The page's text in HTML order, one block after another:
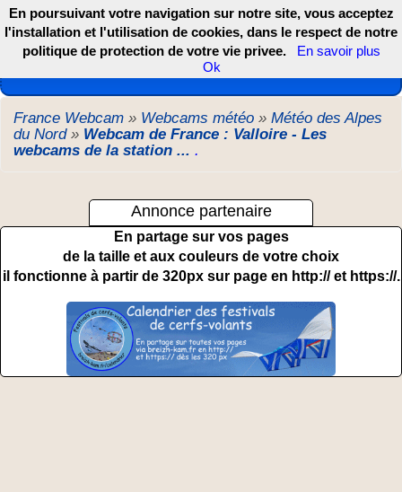
Les webcams de France, DOM TOM et COM
France Webcam » Webcams météo » Météo des Alpes
du Nord» Webcam de France : Valloire - Les
webcams de la station ... .
Annonce partenaire
En partage sur vos pages
de la taille et aux couleurs de votre choix
il fonctionne à partir de 320px sur page en http:// et https://.
En poursuivant votre navigation sur notre site, vous acceptez
l'installation et l'utilisation de cookies, dans le respect de notre
politique de protection de votre vie privee.
En savoir plus
Ok